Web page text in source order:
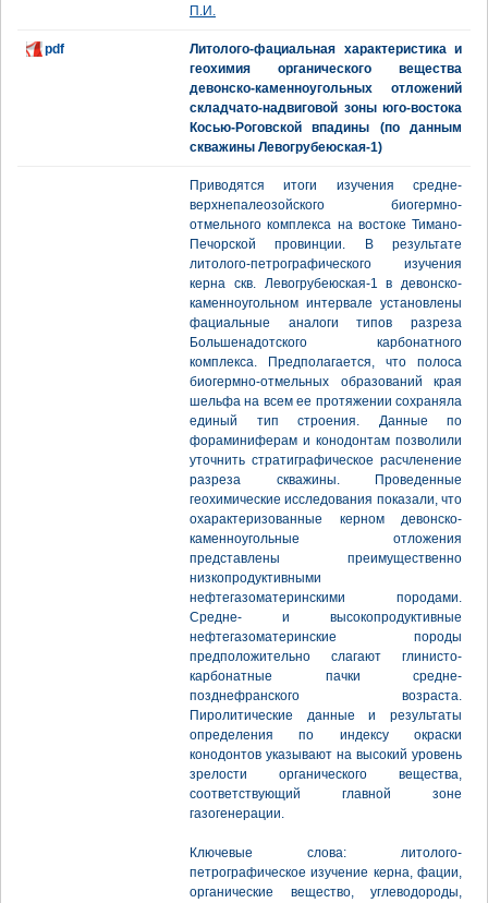
П.И.
pdf
Литолого-фациальная характеристика и
геохимия органического вещества
девонско-каменноугольных отложений
складчато-надвиговой зоны юго-востока
Косью-Роговской впадины (по данным
скважины Левогрубеюская-1)
Приводятся итоги изучения средне-
верхнепалеозойского биогермно-
отмельного комплекса на востоке Тимано-
Печорской провинции. В результате
литолого-петрографического изучения
керна скв. Левогрубеюская-1 в девонско-
каменноугольном интервале установлены
фациальные аналоги типов разреза
Большенадотского карбонатного
комплекса. Предполагается, что полоса
биогермно-отмельных образований края
шельфа на всем ее протяжении сохраняла
единый тип строения. Данные по
фораминиферам и конодонтам позволили
уточнить стратиграфическое расчленение
разреза скважины. Проведенные
геохимические исследования показали, что
охарактеризованные керном девонско-
каменноугольные отложения
представлены преимущественно
низкопродуктивными
нефтегазоматеринскими породами.
Средне- и высокопродуктивные
нефтегазоматеринские породы
предположительно слагают глинисто-
карбонатные пачки средне-
позднефранского возраста.
Пиролитические данные и результаты
определения по индексу окраски
конодонтов указывают на высокий уровень
зрелости органического вещества,
соответствующий главной зоне
газогенерации.
Ключевые слова: литолого-
петрографическое изучение керна, фации,
органические вещество, углеводороды,